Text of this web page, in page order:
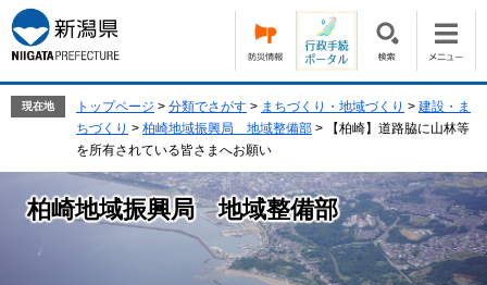
ー
ジ
の
す。
ニ
ュ
ー
し
現在地 トップページ > 分類でさがす > まちづくり・地域づくり > 建設・ま
ちづくり > 柏崎地域振興局 地域整備部 >
【柏崎】道路脇に山林等
を所有されている皆さまへお願い
柏崎地域振興局 地域整備部